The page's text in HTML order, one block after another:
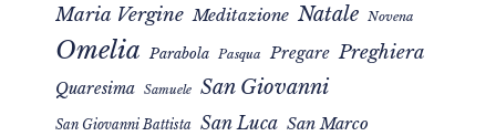
Maria Vergine Meditazione Natale Novena
Omelia Parabola Pasqua Pregare Preghiera
Quaresima Samuele San Giovanni
San Giovanni Battista San Luca San Marco